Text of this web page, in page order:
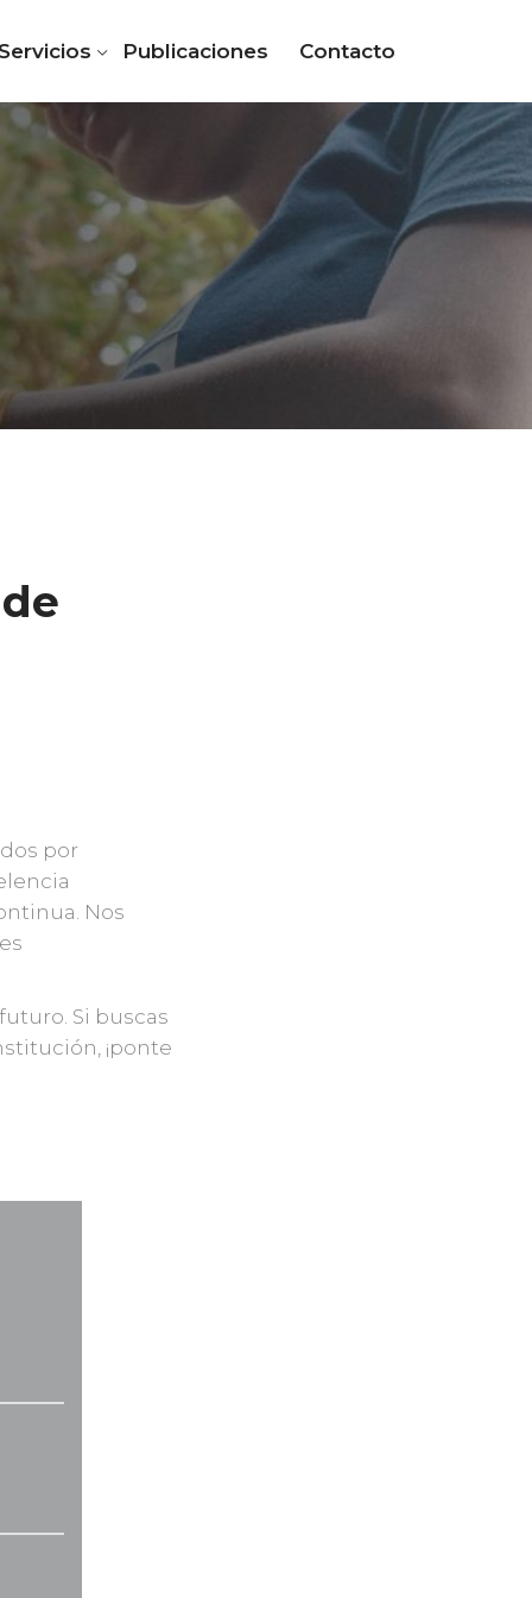
Publicaciones Contacto
por
Nos
Si buscas
¡ponte